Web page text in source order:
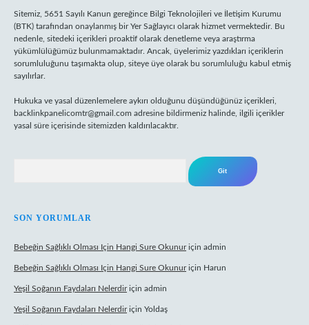
Sitemiz, 5651 Sayılı Kanun gereğince Bilgi Teknolojileri ve İletişim Kurumu
(BTK) tarafından onaylanmış bir Yer Sağlayıcı olarak hizmet vermektedir. Bu
nedenle, sitedeki içerikleri proaktif olarak denetleme veya araştırma
yükümlülüğümüz bulunmamaktadır. Ancak, üyelerimiz yazdıkları içeriklerin
sorumluluğunu taşımakta olup, siteye üye olarak bu sorumluluğu kabul etmiş
sayılırlar.
Hukuka ve yasal düzenlemelere aykırı olduğunu düşündüğünüz içerikleri,
backlinkpanelicomtr@gmail.com adresine bildirmeniz halinde, ilgili içerikler
yasal süre içerisinde sitemizden kaldırılacaktır.
SON YORUMLAR
Bebeğin Sağlıklı Olması Için Hangi Sure Okunuriçin admin
Bebeğin Sağlıklı Olması Için Hangi Sure Okunuriçin Harun
Yeşil Soğanın Faydaları Nelerdiriçin admin
Yeşil Soğanın Faydaları Nelerdiriçin Yoldaş